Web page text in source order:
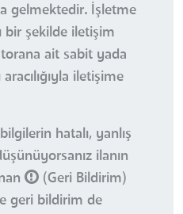
gelmektedir. İşletme
bir şekilde iletişim
ait sabit yada
iletişime
hatalı, yanlış
ilanın
(Geri Bildirim)
geri bildirim de